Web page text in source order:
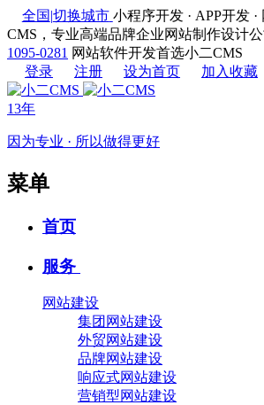
全国|切换城市 小程序开发 · APP开发
CMS，专业高端品牌企业网站制作设计公
1095-0281 网站软件开发首选小二CMS
登录
注册 设为首页 加入收藏
13年
因为专业 · 所以做得更好
菜单
首页
服务
网站建设
集团网站建设
外贸网站建设
品牌网站建设
响应式网站建设
营销型网站建设